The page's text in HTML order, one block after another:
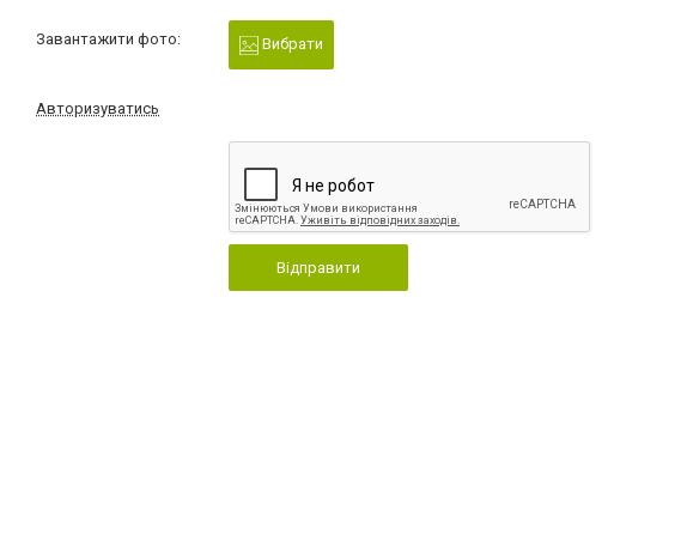
Завантажити фото: Вибрати
Авторизуватись
Відправити